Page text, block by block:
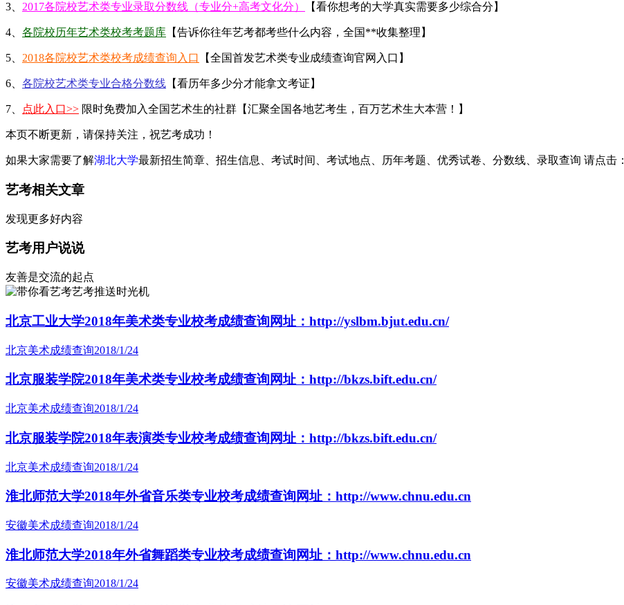
3、 2017各院校艺术类专业录取分数线（专业分+高考文化分） 【看你想考的大学真实需要多少综合分】
4、 各院校历年艺术类校考考题库 【告诉你往年艺考都考些什么内容，全国**收集整理】
5、 2018各院校艺术类校考成绩查询入口 【全国首发艺术类专业成绩查询官网入口】
6、 各院校艺术类专业合格分数线 【看历年多少分才能拿文考证】
7、 点此入口>> 限时免费加入全国艺术生的社群【汇聚全国各地艺考生，百万艺术生大本营！】
本页不断更新，请保持关注，祝艺考成功！
如果大家需要了解湖北大学最新招生简章、招生信息、考试时间、考试地点、历年考题、优秀试卷、分数线、录取查询 请点击：
艺考相关文章
发现更多好内容
艺考用户说说
友善是交流的起点
艺考推送时光机
北京工业大学2018年美术类专业校考成绩查询网址：http://yslbm.bjut.edu.cn/
北京美术成绩查询2018/1/24
北京服装学院2018年美术类专业校考成绩查询网址：http://bkzs.bift.edu.cn/
北京美术成绩查询2018/1/24
北京服装学院2018年表演类专业校考成绩查询网址：http://bkzs.bift.edu.cn/
北京美术成绩查询2018/1/24
淮北师范大学2018年外省音乐类专业校考成绩查询网址：http://www.chnu.edu.cn
安徽美术成绩查询2018/1/24
淮北师范大学2018年外省舞蹈类专业校考成绩查询网址：http://www.chnu.edu.cn
安徽美术成绩查询2018/1/24